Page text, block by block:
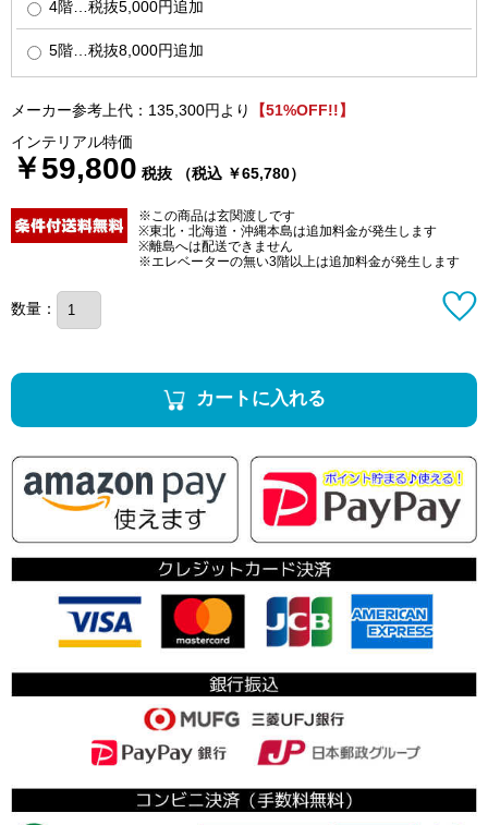
4階…税抜5,000円追加
5階…税抜8,000円追加
メーカー参考上代：135,300円より
【51%OFF!!】
インテリアル特価
￥59,800 税抜 （税込 ￥65,780）
※この商品は玄関渡しです
※東北・北海道・沖縄本島は追加料金が発生します
※離島へは配送できません
※エレベーターの無い3階以上は追加料金が発生します
数量：
カートに入れる